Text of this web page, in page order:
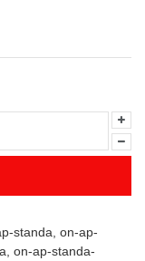
standa on-ap-
on-ap-standa-